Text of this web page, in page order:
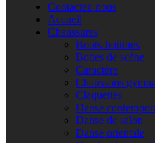
Contactez-nous
Accueil
Chaussures
Boots-bottines
Bottes de scène
Caractère
Chaussons
Claquettes
Danse
Danse de salon
Danse orientale